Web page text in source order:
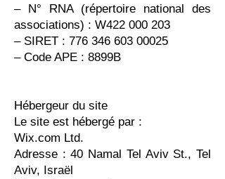
– N° RNA (répertoire national des
associations) : W422 000 203
– SIRET : 776 346 603 00025
– Code APE : 8899B
Hébergeur du site
Le site est hébergé par :
Wix.com Ltd.
Adresse : 40 Namal Tel Aviv St., Tel
Aviv, Israël